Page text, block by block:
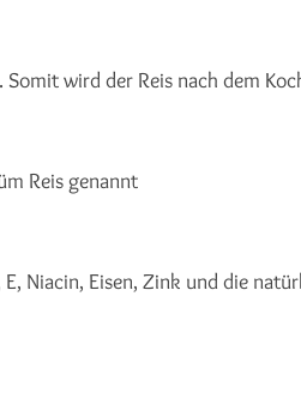
wird der Reis nach dem
Reis genannt
Niacin, Eisen, Zink und die